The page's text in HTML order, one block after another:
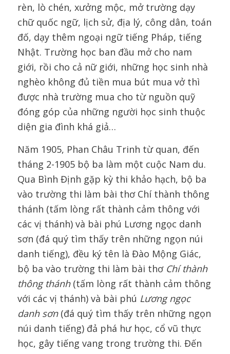
rèn, lò chén, xưởng mộc, mở trường dạy
chữ quốc ngữ, lịch sử, địa lý, công dân, toán
đố, dạy thêm ngoại ngữ tiếng Pháp, tiếng
Nhật. Trường học ban đầu mở cho nam
giới, rồi cho cả nữ giới, những học sinh nhà
nghèo không đủ tiền mua bút mua vở thì
được nhà trường mua cho từ nguồn quỹ
đóng góp của những người học sinh thuộc
diện gia đình khá giả…
Năm 1905, Phan Châu Trinh từ quan, đến
tháng 2-1905 bộ ba làm một cuộc Nam du.
Qua Bình Định gặp kỳ thi khảo hạch, bộ ba
vào trường thi làm bài thơ Chí thành thông
thánh (tấm lòng rất thành cảm thông với
các vị thánh) và bài phú Lương ngọc danh
sơn (đá quý tìm thấy trên những ngọn núi
danh tiếng), đều ký tên là Đào Mộng Giác,
bộ ba vào trường thi làm bài thơ Chí thành
thông thánh(tấm lòng rất thành cảm thông
với các vị thánh) và bài phú Lương ngọc
danh sơn(đá quý tìm thấy trên những ngọn
núi danh tiếng) đả phá hư học, cổ vũ thực
học, gây tiếng vang trong trường thi. Đến